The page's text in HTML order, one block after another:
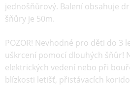
jednošňůrový. Balení obsahuje
šňůry je 50m.
POZOR! Nevhodné pro děti do 3
uškrcení pomocí dlouhých šňůr!
elektrických vedení nebo při
blízkosti letišť, přistávacích